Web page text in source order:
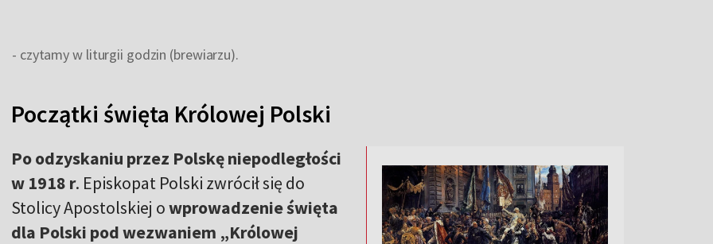
- czytamy w liturgii godzin (brewiarzu).
Początki święta Królowej Polski
Po odzyskaniu przez Polskę niepodległości
w 1918 r. Episkopat Polski zwrócił się do
Stolicy Apostolskiej owprowadzenie święta
dla Polski pod wezwaniem „Królowej